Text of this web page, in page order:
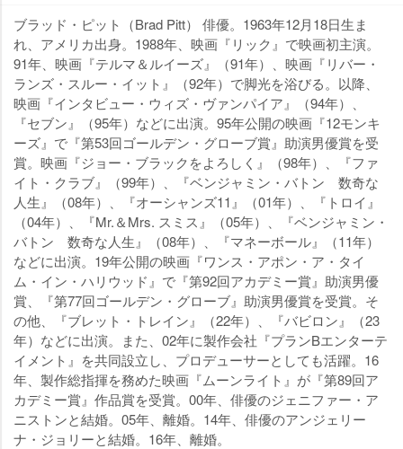
ブラッド・ピット（Brad Pitt） 俳優。1963年12月18日生ま
れ、アメリカ出身。1988年、映画『リック』で映画初主演。
91年、映画『テルマ＆ルイーズ』（91年）、映画『リバー・
ランズ・スルー・イット』（92年）で脚光を浴びる。以降、
映画『インタビュー・ウィズ・ヴァンパイア』（94年）、
『セブン』（95年）などに出演。95年公開の映画『12モンキ
ーズ』で『第53回ゴールデン・グローブ賞』助演男優賞を受
賞。映画『ジョー・ブラックをよろしく』（98年）、『ファ
イト・クラブ』（99年）、『ベンジャミン・バトン 数奇な
人生』（08年）、『オーシャンズ11』（01年）、『トロイ』
（04年）、『Mr.＆Mrs. スミス』（05年）、『ベンジャミン・
バトン 数奇な人生』（08年）、『マネーボール』（11年）
などに出演。19年公開の映画『ワンス・アポン・ア・タイ
ム・イン・ハリウッド』で『第92回アカデミー賞』助演男優
賞、『第77回ゴールデン・グローブ』助演男優賞を受賞。そ
の他、『ブレット・トレイン』（22年）、『バビロン』（23
年）などに出演。また、02年に製作会社『プランBエンターテ
イメント』を共同設立し、プロデューサーとしても活躍。16
年、製作総指揮を務めた映画『ムーンライト』が『第89回ア
カデミー賞』作品賞を受賞。00年、俳優のジェニファー・ア
ニストンと結婚。05年、離婚。14年、俳優のアンジェリー
ナ・ジョリーと結婚。16年、離婚。